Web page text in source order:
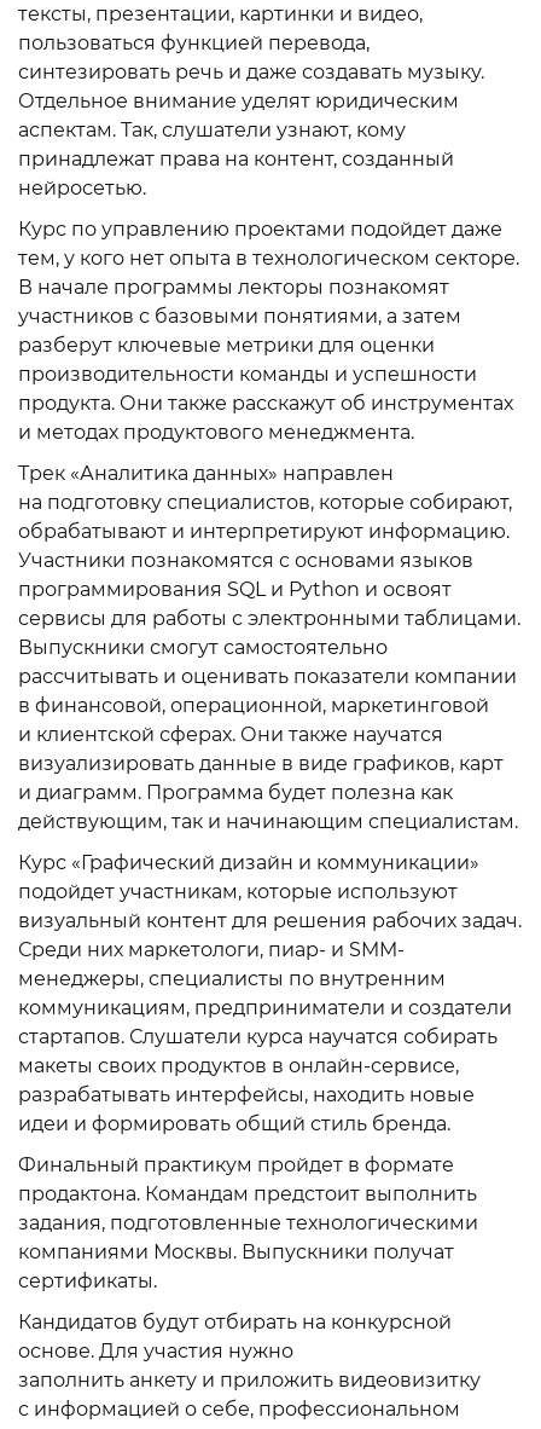
тексты, презентации, картинки и видео,
пользоваться функцией перевода,
синтезировать речь и даже создавать музыку.
Отдельное внимание уделят юридическим
аспектам. Так, слушатели узнают, кому
принадлежат права на контент, созданный
нейросетью.
Курс по управлению проектами подойдет даже
тем, у кого нет опыта в технологическом секторе.
В начале программы лекторы познакомят
участников с базовыми понятиями, а затем
разберут ключевые метрики для оценки
производительности команды и успешности
продукта. Они также расскажут об инструментах
и методах продуктового менеджмента.
Трек «Аналитика данных» направлен
на подготовку специалистов, которые собирают,
обрабатывают и интерпретируют информацию.
Участники познакомятся с основами языков
программирования SQL и Python и освоят
сервисы для работы с электронными таблицами.
Выпускники смогут самостоятельно
рассчитывать и оценивать показатели компании
в финансовой, операционной, маркетинговой
и клиентской сферах. Они также научатся
визуализировать данные в виде графиков, карт
и диаграмм. Программа будет полезна как
действующим, так и начинающим специалистам.
Курс «Графический дизайн и коммуникации»
подойдет участникам, которые используют
визуальный контент для решения рабочих задач.
Среди них маркетологи, пиар- и SMM-
менеджеры, специалисты по внутренним
коммуникациям, предприниматели и создатели
стартапов. Слушатели курса научатся собирать
макеты своих продуктов в онлайн-сервисе,
разрабатывать интерфейсы, находить новые
идеи и формировать общий стиль бренда.
Финальный практикум пройдет в формате
продактона. Командам предстоит выполнить
задания, подготовленные технологическими
компаниями Москвы. Выпускники получат
сертификаты.
Кандидатов будут отбирать на конкурсной
основе. Для участия нужно
заполнить анкету и приложить видеовизитку
с информацией о себе, профессиональном